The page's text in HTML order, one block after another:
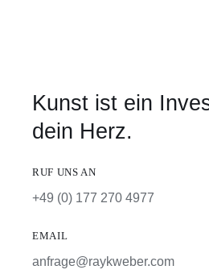
Kunst ist ein
dein Herz.
RUF UNS AN
+49 (0) 177 270 4977
EMAIL
anfrage@raykweber.com